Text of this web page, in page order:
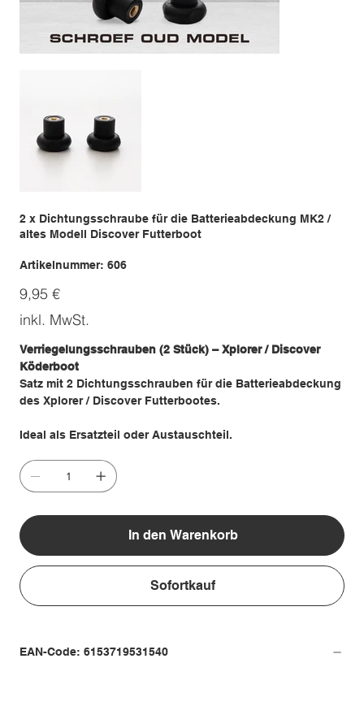
2 x Dichtungsschraube für die Batterieabdeckung MK2 /
altes Modell Discover Futterboot
Artikelnummer: Artikelnummer:
606
606
Preis
9,95 €
inkl. MwSt.
Verriegelungsschrauben (2 Stück) – Xplorer / Discover
Köderboot
Satz mit 2 Dichtungsschrauben für die Batterieabdeckung
des Xplorer / Discover Futterbootes.
Ideal als Ersatzteil oder Austauschteil.
In den Warenkorb
Sofortkauf
EAN-Code: 6153719531540